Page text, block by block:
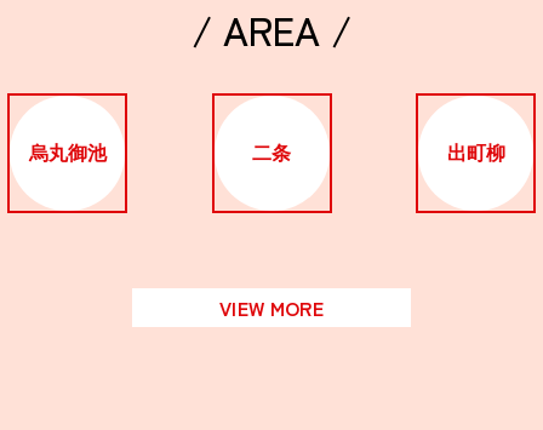
/ AREA /
烏丸御池 二条 出町柳
VIEW MORE